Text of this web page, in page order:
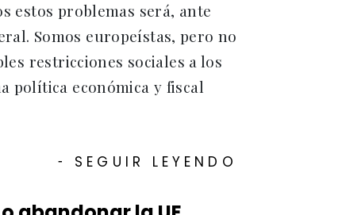
estos problemas será, ante
Somos europeístas, pero no
restricciones sociales a los
política económica y fiscal
- SEGUIR LEYENDO